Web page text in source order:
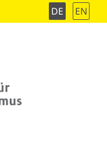
DE EN